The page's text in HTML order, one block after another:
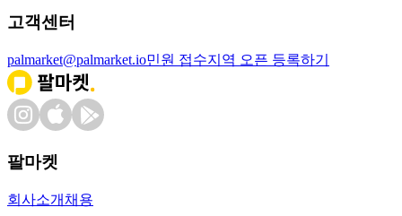
고객센터
palmarket@palmarket.io민원 접수지역 오픈 등록하기
팔마켓
회사소개 채용